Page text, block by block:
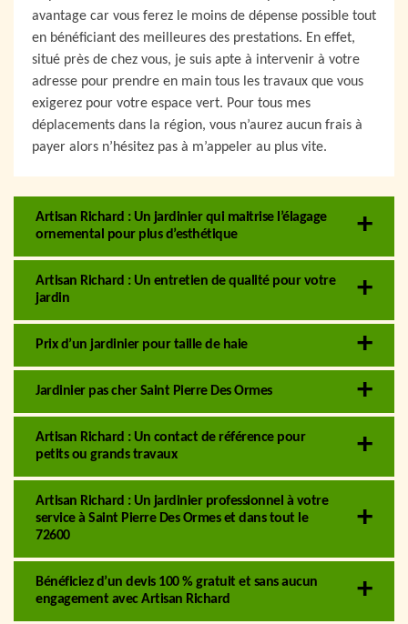
avantage car vous ferez le moins de dépense possible tout
en bénéficiant des meilleures des prestations. En effet,
situé près de chez vous, je suis apte à intervenir à votre
adresse pour prendre en main tous les travaux que vous
exigerez pour votre espace vert. Pour tous mes
déplacements dans la région, vous n’aurez aucun frais à
payer alors n’hésitez pas à m’appeler au plus vite.
Artisan Richard : Un jardinier qui maitrise l’élagage
ornemental pour plus d’esthétique
Artisan Richard : Un entretien de qualité pour votre
jardin
Prix d’un jardinier pour taille de haie
Jardinier pas cher Saint Pierre Des Ormes
Artisan Richard : Un contact de référence pour
petits ou grands travaux
Artisan Richard : Un jardinier professionnel à votre
service à Saint Pierre Des Ormes et dans tout le
72600
Bénéficiez d’un devis 100 % gratuit et sans aucun
engagement avec Artisan Richard